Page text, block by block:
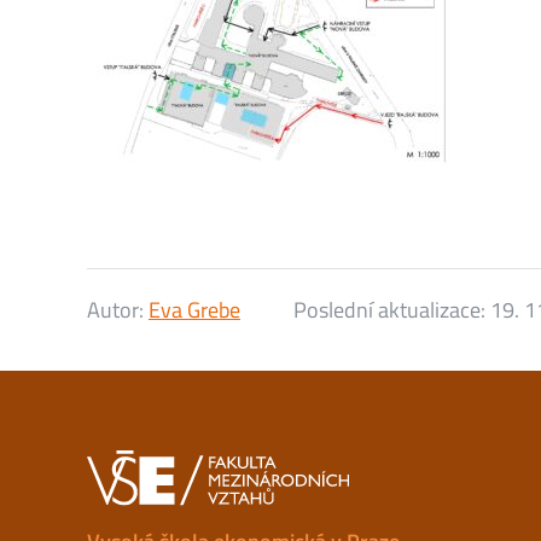
Autor: Eva Grebe Poslední aktualizace: 19.